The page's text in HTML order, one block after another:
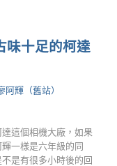
味十足的柯達
阿輝（舊站）
這個相機大廠，如果
一樣是六年級的同
是有很多小時後的回